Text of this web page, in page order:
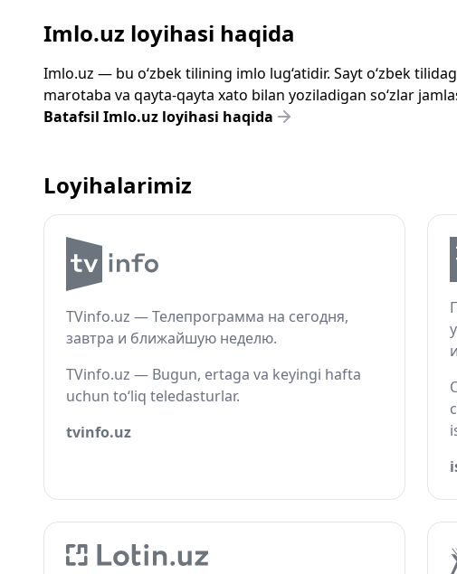
Imlo.uz loyihasi haqida
Imlo.uz — bu o‘zbek tilining imlo lug‘atidir. Sayt o‘zbek
marotaba va qayta-qayta xato bilan yoziladigan so‘zlar
Batafsil Imlo.uz loyihasi haqida
Loyihalarimiz
TVinfo.uz — Телепрограмма на сегодня,
завтра и ближайшую неделю.
TVinfo.uz — Bugun, ertaga va keyingi hafta
uchun to‘liq teledasturlar.
tvinfo.uz